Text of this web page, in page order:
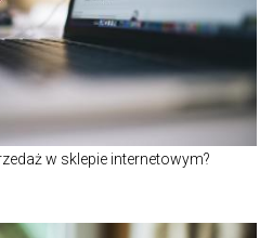
w sklepie internetowym?